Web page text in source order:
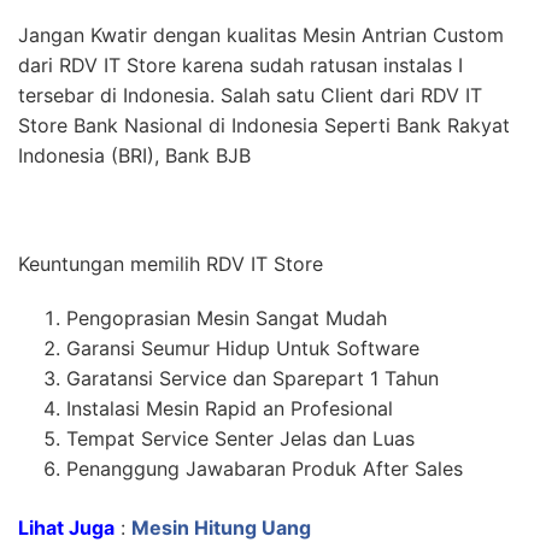
Jangan Kwatir dengan kualitas Mesin Antrian Custom
dari RDV IT Store karena sudah ratusan instalas I
tersebar di Indonesia. Salah satu Client dari RDV IT
Store Bank Nasional di Indonesia Seperti Bank Rakyat
Indonesia (BRI), Bank BJB
Keuntungan memilih RDV IT Store
Pengoprasian Mesin Sangat Mudah
Garansi Seumur Hidup Untuk Software
Garatansi Service dan Sparepart 1 Tahun
Instalasi Mesin Rapid an Profesional
Tempat Service Senter Jelas dan Luas
Penanggung Jawabaran Produk After Sales
Lihat Juga : Mesin Hitung Uang